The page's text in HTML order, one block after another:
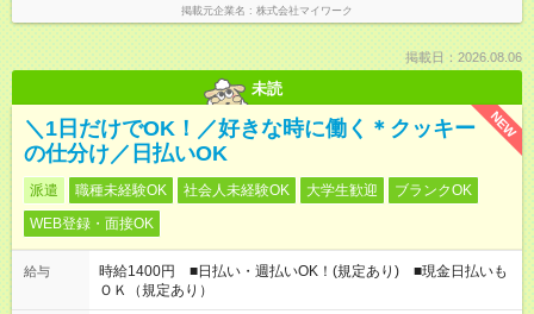
掲載元企業名 株式会社マイワーク
掲載日：2026.08.06
未読
NEW
＼1日だけでOK！／好きな時に働く＊クッキー
の仕分け／日払いOK
派遣 職種未経験OK 社会人未経験OK 大学生歓迎
ブランクOK
WEB登録・面接OK
給与
時給1400円 ■日払い・週払いOK！(規定あり) ■現金日払いも
ＯＫ（規定あり）